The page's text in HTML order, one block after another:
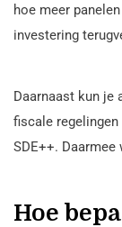
hoe meer
investering
Daarnaast kun je
fiscale
SDE++.
Hoe